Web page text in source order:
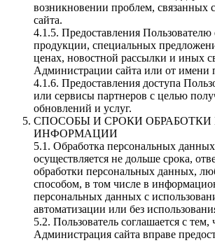
возникновении проблем, связанных
сайта.
4.1.5. Предоставления
продукции, специальных
ценах, новостной рассылки и иных
Администрации сайта или от имени
4.1.6. Предоставления доступа
или сервисы партнеров с целью
обновлений и услуг.
СПОСОБЫ И СРОКИ
ИНФОРМАЦИИ
5.1. Обработка персональных
осуществляется не дольше срока,
обработки персональных данных,
способом, в том числе в
персональных данных с
автоматизации или без
5.2. Пользователь соглашается с тем,
Администрация сайта вправе